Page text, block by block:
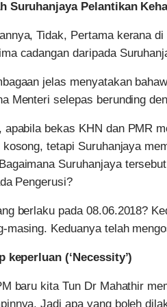
Suruhanjaya Pelantikan
Tidak, Pertama kerana
cadangan daripada
jelas menyatakan
Menteri selepas berunding
apabila bekas KHN dan PMR
kosong, tetapi Suruhanjaya
Suruhanjaya
Pengerusi?
berlaku pada 08.06.2018?
masing. Keduanya telah
keperluan (‘Necessity’)
baru kita Tun Dr Mahathir
Jadi apa yang boleh